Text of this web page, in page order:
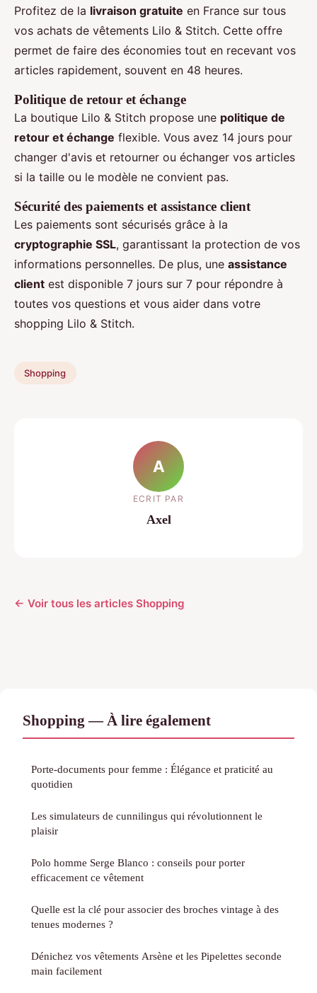
Profitez de la livraison gratuite en France sur tous
vos achats de vêtements Lilo & Stitch. Cette offre
permet de faire des économies tout en recevant vos
articles rapidement, souvent en 48 heures.
Politique de retour et échange
La boutique Lilo & Stitch propose une politique de
retour et échange flexible. Vous avez 14 jours pour
changer d'avis et retourner ou échanger vos articles
si la taille ou le modèle ne convient pas.
Sécurité des paiements et assistance client
Les paiements sont sécurisés grâce à la
cryptographie SSL, garantissant la protection de vos
informations personnelles. De plus, une assistance
client est disponible 7 jours sur 7 pour répondre à
toutes vos questions et vous aider dans votre
shopping Lilo & Stitch.
Shopping
A
ECRIT PAR
Axel
← Voir tous les articles Shopping
Shopping — À lire également
Porte-documents pour femme : Élégance et praticité au
quotidien
Les simulateurs de cunnilingus qui révolutionnent le
plaisir
Polo homme Serge Blanco : conseils pour porter
efficacement ce vêtement
Quelle est la clé pour associer des broches vintage à des
tenues modernes ?
Dénichez vos vêtements Arsène et les Pipelettes seconde
main facilement